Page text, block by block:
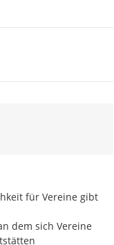
für Vereine gibt
dem sich Vereine